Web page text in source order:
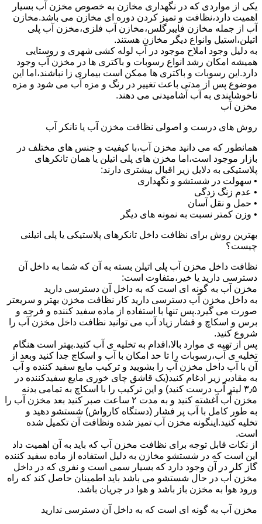
یکی از مواردی که در نگهداری مخازن به خصوص مخزن آب بسیار
اهمیت دارد،نظافت و تمیز کردن دوره ای مخازن می باشد.مخازن
آب از جمله مخازن فایبرگلس،مخازن آب فلزی،مخزن آب پلی
اتیلن،استیل وانواع دیگر مخازن هستند.
به دلیل وجود املاح موجود در آب لوله کشی شهری و روستایی
همیشه امکان رشد انواع رسوبات و باکتری ها در مخزن آب وجود
دارد.این رسوبات و باکتری ها ممکن است بیماری زا نباشند،اما این
موضوع پس از مدتی باعث تغییر در رنگ و مزه آب می شود و مزه
ناخوشایندی به آب آشامیدنی می دهند.
مخزن آب
روش های درست و اصولی نظافت مخزن آب یا تانکر آب
همانطور که می دانید مخزن آب،با کیفیت و جنس های مختلف در
بازار موجود است،اما مخزن های پلی اتیلن یا همان تانکرهای
پلاستیکی به دلایل زیر اقبال بیشتری دارند:
• سهولت در شستشو و نگهداری
• عدم زنگ زدگی
• حمل و نقل آسان
• وزن کمتر نسبت به نمونه های دیگر
بهترین روش برای نظافت داخل تانکرهای پلاستیکی یا پلی اتیلنی
چیست؟
نظافت داخل مخزن آب پلی اتیلن بسته به آن که شما به داخل آن
دسترسی دارید یا خیر،متفاوت است:
مخزن آب به گونه ای است که به داخل آن دسترسی دارید
به داخل مخزن آب دسترسی دارید کار نظافت مخزن بهتر و سریعتر
صورت می گیرد.پس تنها با استفاده از ماده سفید کننده و فرچه و
برس و اسکاچ و فشار زیاد آب می توانید نظافت داخل مخزن آب را
شروع کنید.
پس از تهیه ی موارد بالا،اقدام به تخلیه ی آب کنید.بهتر است هنگام
تخلیه ی آب،رسوبات را تا حد امکان با آب و اسکاچ جدا کنید وبعد از
آن با آب داخل مخزن آب را بشویید و ترکیب مایع سفید کننده و آب
به مقادیر زیر ادغام کنید(یک قاشق چای خوری مایع سفیدکننده در
۳٫۵ لیتر آب درست کنید) و این ترکیب را با اسکاچ به تمامی بدنه
مخزن آّب آغشته کنید و به مدت ۲ ساعت صبر کنید بعد مخزن آب را
به طور کامل با آب پر فشار (دستگاه کارواش) شستشو دهید و
تخلیه کنید.اینگونه مخزن آب تمیز شده ونظافت آن تکمیل شده
است.
از نکات قابل توجه برای نظافت مخزن آب که باید به آن اهمیت داد
این است که در شستشو مخازن به دلیل استفاده از ماده سفید کننده
گاز کلر در آن وجود دارد که بسیار سمی است و نفری که در داخل
مخزن آب در حال شستشو می باشد باید اطمینان حاصل کند که راه
ورود هوا به مخزن باز باشد و هوا در جریان باشد.
مخزن آب به گونه ای است که به داخل آن دسترسی ندارید